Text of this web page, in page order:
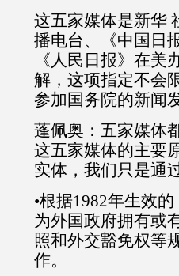
这五家媒体是新华
播电台、《中国日
《人民日报》在
解，这项指定不会
参加国务院的新闻
蓬佩奥：五家媒体
这五家媒体的主要
实体，我们只是通
•根据1982年生效
为外国政府拥有或
照和外交豁免权等
作。